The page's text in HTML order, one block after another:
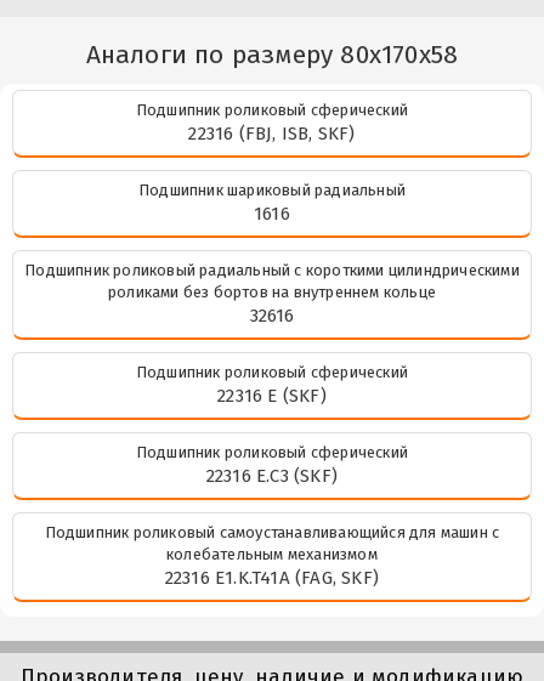
Аналоги по размеру 80x170x58
Подшипник роликовый сферический
22316 (FBJ, ISB, SKF)
Подшипник шариковый радиальный
1616
Подшипник роликовый радиальный с короткими цилиндрическими
роликами без бортов на внутреннем кольце
32616
Подшипник роликовый сферический
22316 E (SKF)
Подшипник роликовый сферический
22316 E.C3 (SKF)
Подшипник роликовый самоустанавливающийся для машин с
колебательным механизмом
22316 E1.K.T41A (FAG, SKF)